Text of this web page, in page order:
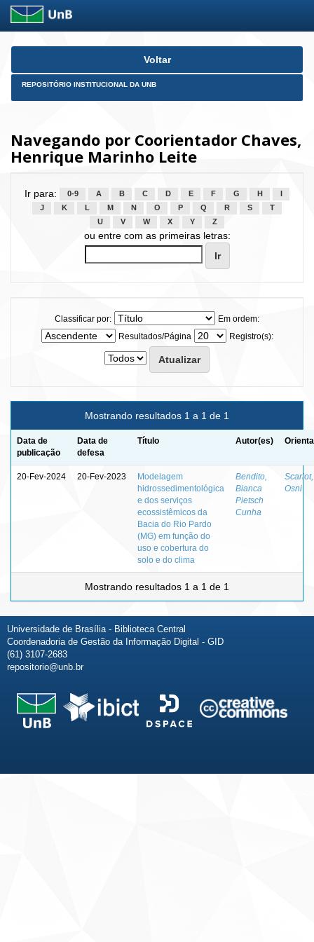
Skip
Voltar
REPOSITÓRIO INSTITUCIONAL DA UNB
Navegando por Coorientador Chaves,
Henrique Marinho Leite
Ir para: 0-9 A B C D E F G H
J
K L M N O P Q R S
T
U
V W X Y Z
ou entre com as primeiras letras:
Classificar por:
Em ordem:
Resultados/Página
Registro(s):
Mostrando resultados 1 a 1 de 1
Data de
publicação
Data de
defesa
Título Autor(es)
20-Fev-2024 20-Fev-2023
Modelagem
hidrossedimentológica
e dos serviços
ecossistêmicos da
Bacia do Rio Pardo
(MG) em função do
uso e cobertura do
solo e do clima
Bendito,
Bianca
Pietsch
Cunha
Osni
Mostrando resultados 1 a 1 de 1
Universidade de Brasília - Biblioteca Central
Coordenadoria de Gestão da Informação Digital - GID
(61) 3107-2683
repositorio@unb.br